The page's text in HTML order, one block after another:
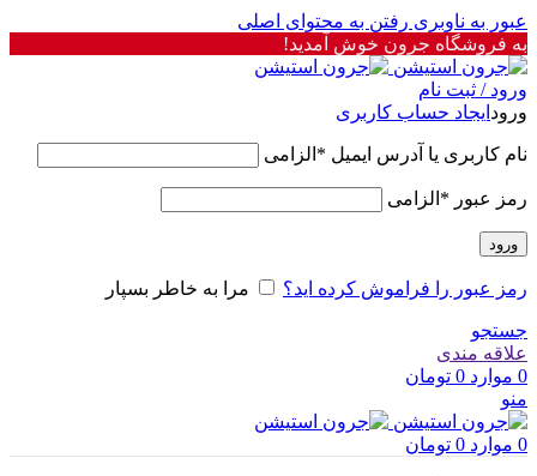
عبور به ناوبری رفتن به محتوای اصلی
به فروشگاه جرون خوش آمدید!
ورود / ثبت نام
ورود ایجاد حساب کاربری
نام کاربری یا آدرس ایمیل * الزامی
رمز عبور * الزامی
ورود
رمز عبور را فراموش کرده اید؟ مرا به خاطر بسپار
جستجو
علاقه مندی
0 موارد 0 تومان
منو
0 موارد 0 تومان